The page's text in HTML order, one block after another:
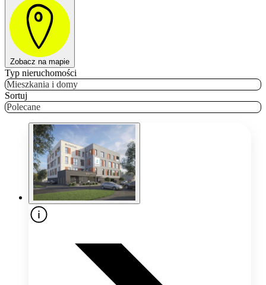
Zobacz na mapie
Typ nieruchomości
Mieszkania i domy
Sortuj
Polecane